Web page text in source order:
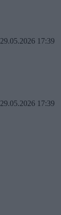
29.05.2026 17:39
29.05.2026 17:39